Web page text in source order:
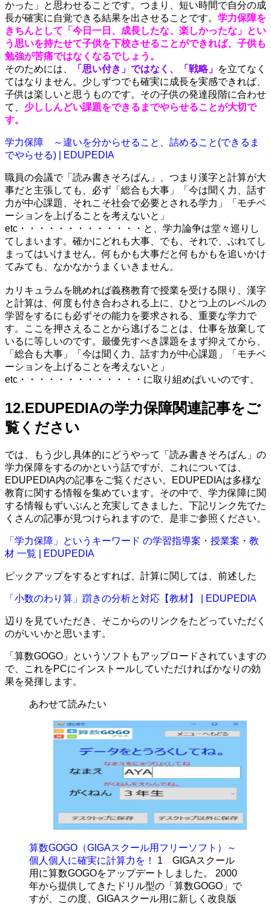
かった」と思わせることです。つまり、短い時間で自分の成
長が確実に自覚できる結果を出させることです。 学力保障を
きちんとして 「今日一日、成長したな、楽しかったな」 とい
う思いを持たせて子供を下校させることができれば、子供も
勉強が苦痛ではなくなるでしょう。
そのためには、
「思い付き」ではなく、「戦略」 を立てなく
てはなりません。少しずつでも確実に成長を実感できれば、
子供は楽しいと思うものです。その子供の発達段階に合わせ
て、 少ししんどい課題をできるまでやらせることが大切で
す。
学力保障 ～違いを分からせること、詰めること(できるま
でやらせる) | EDUPEDIA
職員の会議で「読み書きそろばん」、つまり漢字と計算が大
事だと主張しても、必ず「総合も大事」「今は聞く力、話す
力が中心課題、それこそ社会で必要とされる学力」「モチベ
ーションを上げることを考えないと」
etc・・・・・・・・・・・・・と、学力論争は堂々巡りし
てしまいます。確かにどれも大事、でも、それで、ぶれてし
まってはいけません。何もかも大事だと何もかもを追いかけ
てみても、なかなかうまくいきません。
カリキュラムを眺めれば義務教育で授業を受ける限り、漢字
と計算は、何度も付き合わされる上に、ひとつ上のレベルの
学習をするにも必ずその能力を要求される、重要な学力で
す。ここを押さえることから逃げることは、仕事を放棄して
いるに等しいのです。最優先すべき課題をまず抑えてから、
「総合も大事」「今は聞く力、話す力が中心課題」「モチベ
ーションを上げることを考えないと」
etc・・・・・・・・・・・・・に取り組めばいいのです。
12.EDUPEDIAの学力保障関連記事をご
覧ください
では、もう少し具体的にどうやって「読み書きそろばん」の
学力保障をするのかという話ですが、これについては、
EDUPEDIA内の記事をご覧ください。EDUPEDIAは多様な
教育に関する情報を集めています。その中で、学力保障に関
する情報もずいぶんと充実してきました。下記リンク先でた
くさんの記事が見つけられますので、是非ご参照ください。
「学力保障」というキーワード の学習指導案・授業案・教
材 一覧 | EDUPEDIA
ピックアップをするとすれば、計算に関しては、前述した
「小数のわり算」躓きの分析と対応【教材】 | EDUPEDIA
辺りを見ていただき、そこからのリンクをたどっていただく
のがいいかと思います。
「算数GOGO」というソフトもアップロードされていますの
で、これをPCにインストールしていただければかなりの効
果を発揮します。
あわせて読みたい
算数GOGO（GIGAスクール用フリーソフト）～
個人個人に確実に計算力を！
1 GIGAスクール
用に算数GOGOをアップデートしました。 2000
年から提供してきたドリル型の「算数GOGO」で
すが、この度、GIGAスクール用に新しく改良版